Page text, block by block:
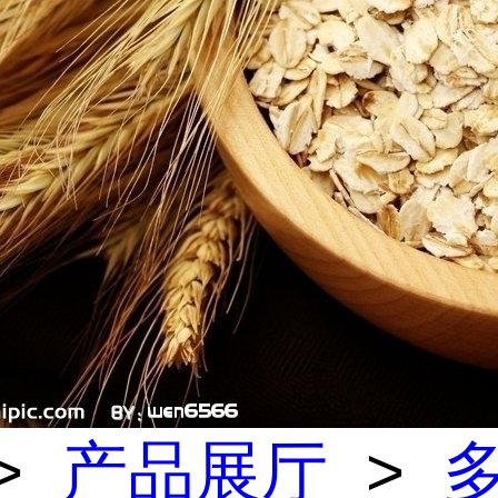
产品展厅 >